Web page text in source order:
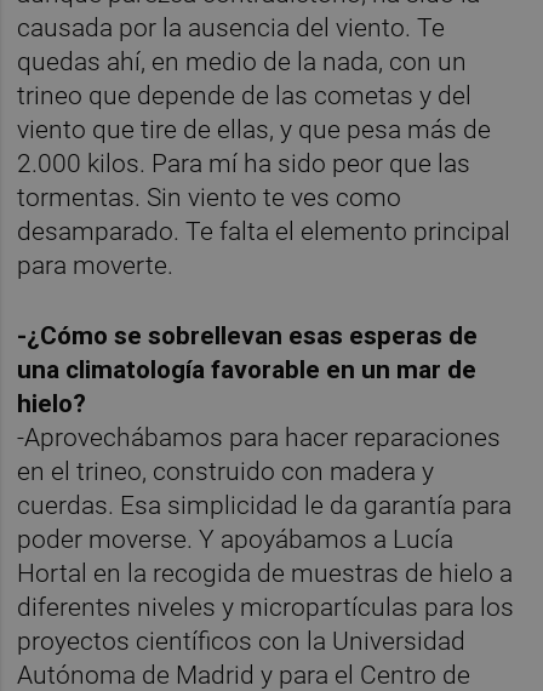
causada por la ausencia del viento. Te
quedas ahí, en medio de la nada, con un
trineo que depende de las cometas y del
viento que tire de ellas, y que pesa más de
2.000 kilos. Para mí ha sido peor que las
tormentas. Sin viento te ves como
desamparado. Te falta el elemento principal
para moverte.
-¿Cómo se sobrellevan esas esperas de
una climatología favorable en un mar de
hielo?
-Aprovechábamos para hacer reparaciones
en el trineo, construido con madera y
cuerdas. Esa simplicidad le da garantía para
poder moverse. Y apoyábamos a Lucía
Hortal en la recogida de muestras de hielo a
diferentes niveles y micropartículas para los
proyectos científicos con la Universidad
Autónoma de Madrid y para el Centro de